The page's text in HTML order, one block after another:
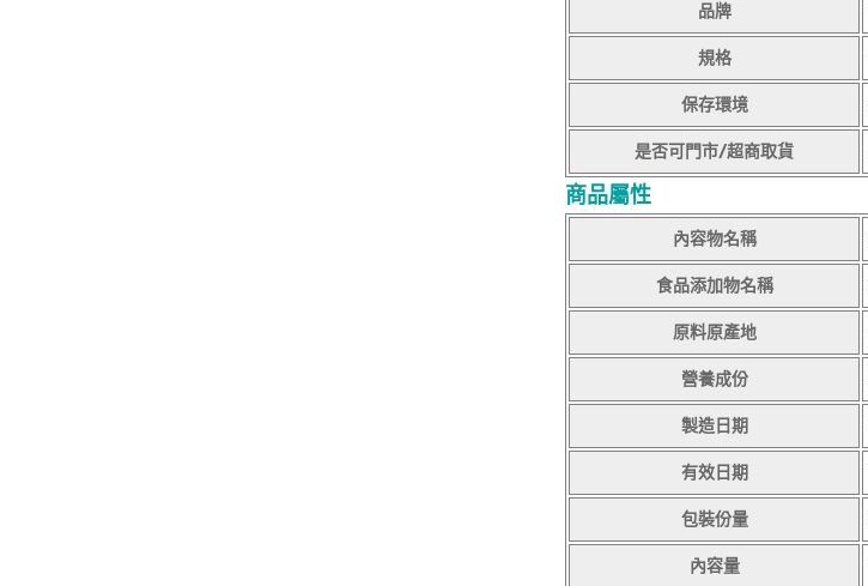
品牌
規格
保存環境
是否可門市/超商取貨
商品屬性
內容物名稱
食品添加物名稱
原料原產地
營養成份
製造日期
有效日期
包裝份量
內容量